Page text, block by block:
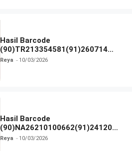
Hasil Barcode
(90)TR213354581(91)260714
dan Izin BPOM
Reya 10/03/2026
Hasil Barcode
(90)NA26210100662(91)241203
dan Izin BPOM
Reya 10/03/2026